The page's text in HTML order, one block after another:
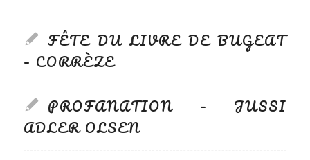
FÊTE DU LIVRE DE BUGEAT
– CORRÈZE
PROFANATION – JUSSI
ADLER OLSEN